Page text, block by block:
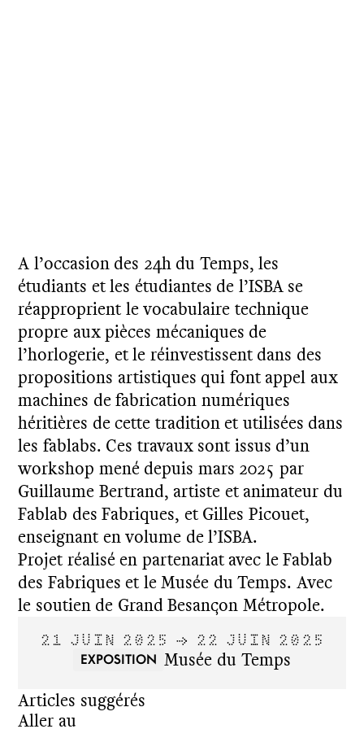
A l’occasion des 24h du Temps, les
étudiants et les étudiantes de l’ISBA se
réapproprient le vocabulaire technique
propre aux pièces mécaniques de
l’horlogerie, et le réinvestissent dans des
propositions artistiques qui font appel aux
machines de fabrication numériques
héritières de cette tradition et utilisées dans
les fablabs. Ces travaux sont issus d’un
workshop mené depuis mars 2025 par
Guillaume Bertrand, artiste et animateur du
Fablab des Fabriques, et Gilles Picouet,
enseignant en volume de l’ISBA.
Projet réalisé en partenariat avec le Fablab
des Fabriques et le Musée du Temps. Avec
le soutien de Grand Besançon Métropole.
21 JUIN 2025 → 22 JUIN 2025
EXPOSITION Musée du Temps
Articles suggérés
Aller au